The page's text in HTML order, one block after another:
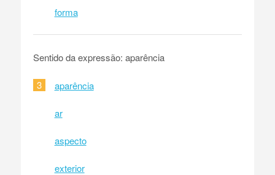
forma
Sentido da expressão: aparência
3 aparência
ar
aspecto
exterior